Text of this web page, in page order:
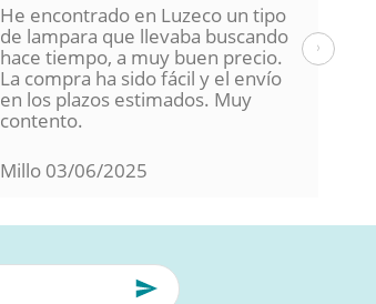
He encontrado en Luzeco un tipo
de lampara que llevaba buscando
hace tiempo, a muy buen precio.
La compra ha sido fácil y el envío
en los plazos estimados. Muy
contento.
Millo 03/06/2025
›